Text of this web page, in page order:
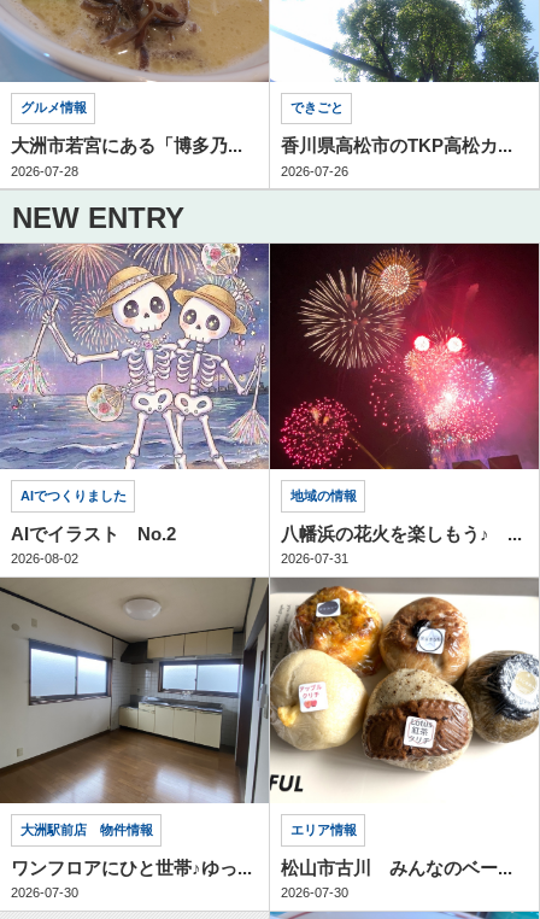
グルメ情報
大洲市若宮にある「博多乃...
2026-07-28
できごと
香川県高松市のTKP高松カ...
2026-07-26
NEW ENTRY
AIでつくりました
AIでイラスト No.2
2026-08-02
地域の情報
八幡浜の花火を楽しもう♪ ...
2026-07-31
大洲駅前店 物件情報
ワンフロアにひと世帯♪ゆっ...
2026-07-30
エリア情報
松山市古川 みんなのベー...
2026-07-30